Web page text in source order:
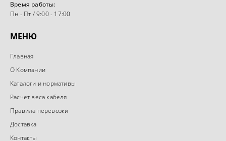
Время работы:
Пн - Пт / 9:00 - 17:00
МЕНЮ
Главная
О Компании
Каталоги и нормативы
Расчет веса кабеля
Правила перевозки
Доставка
Контакты